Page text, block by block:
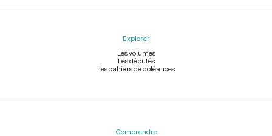
Explorer
Les volumes
Les députés
Les cahiers de doléances
Comprendre